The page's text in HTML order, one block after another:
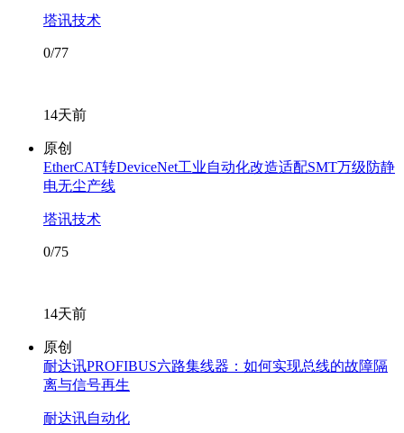
塔讯技术
0/77
14天前
原创
EtherCAT转DeviceNet工业自动化改造适配SMT万级防静
电无尘产线
塔讯技术
0/75
14天前
原创
耐达讯PROFIBUS六路集线器：如何实现总线的故障隔
离与信号再生
耐达讯自动化